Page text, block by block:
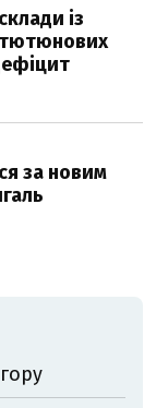
із
за новим